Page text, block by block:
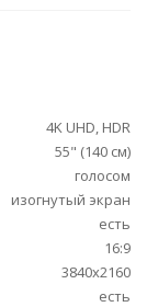
4K UHD, HDR
55" (140 см)
голосом
изогнутый экран
есть
16:9
3840x2160
есть